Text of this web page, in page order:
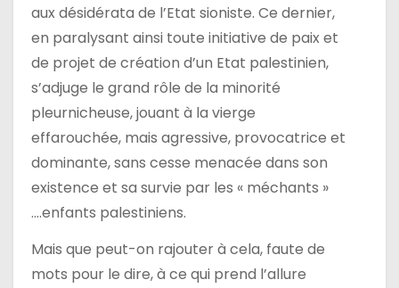
aux désidérata de l’Etat sioniste. Ce dernier,
en paralysant ainsi toute initiative de paix et
de projet de création d’un Etat palestinien,
s’adjuge le grand rôle de la minorité
pleurnicheuse, jouant à la vierge
effarouchée, mais agressive, provocatrice et
dominante, sans cesse menacée dans son
existence et sa survie par les « méchants »
….enfants palestiniens.
Mais que peut-on rajouter à cela, faute de
mots pour le dire, à ce qui prend l’allure